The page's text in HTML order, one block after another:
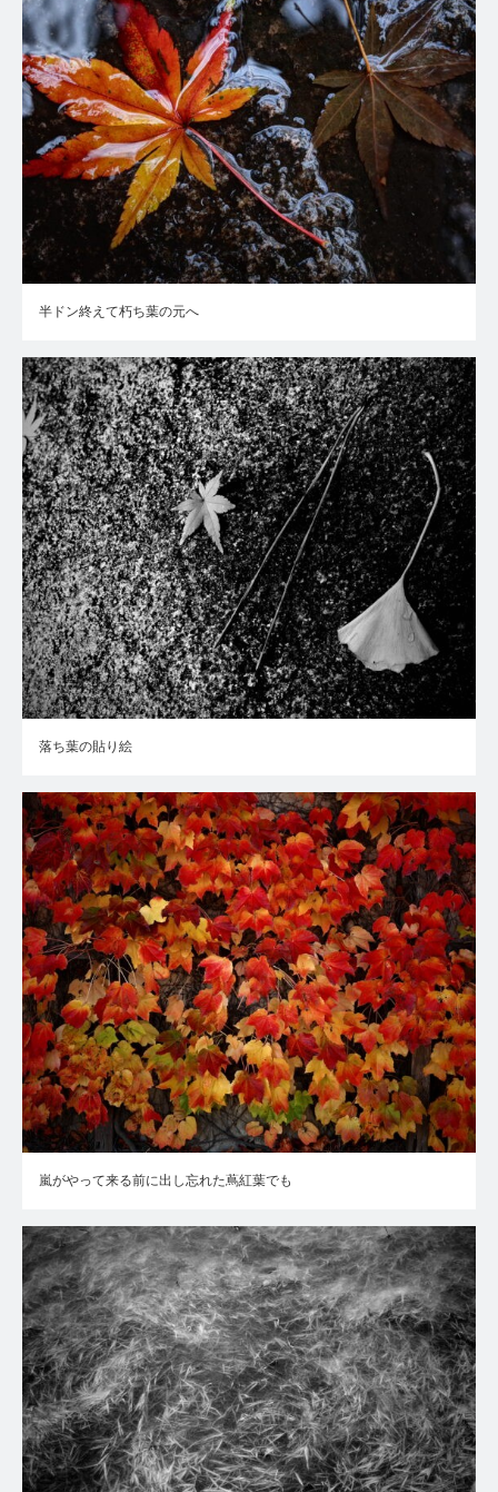
半ドン終えて朽ち葉の元へ
落ち葉の貼り絵
嵐がやって来る前に出し忘れた蔦紅葉でも